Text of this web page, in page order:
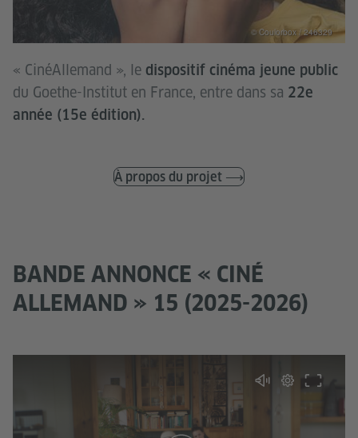
© Coulorbox / 246329
« CinéAllemand », le dispositif cinéma jeune public
du Goethe-Institut en France, entre dans sa 22e
année (15e édition).
À propos du projet ⟶
BANDE ANNONCE « CINÉ
ALLEMAND » 15 (2025-2026)